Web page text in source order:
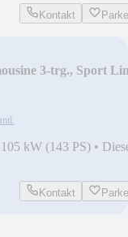
Kontakt
3-trg., Sport
mtl.
105 kW (143 PS) •
Kontakt